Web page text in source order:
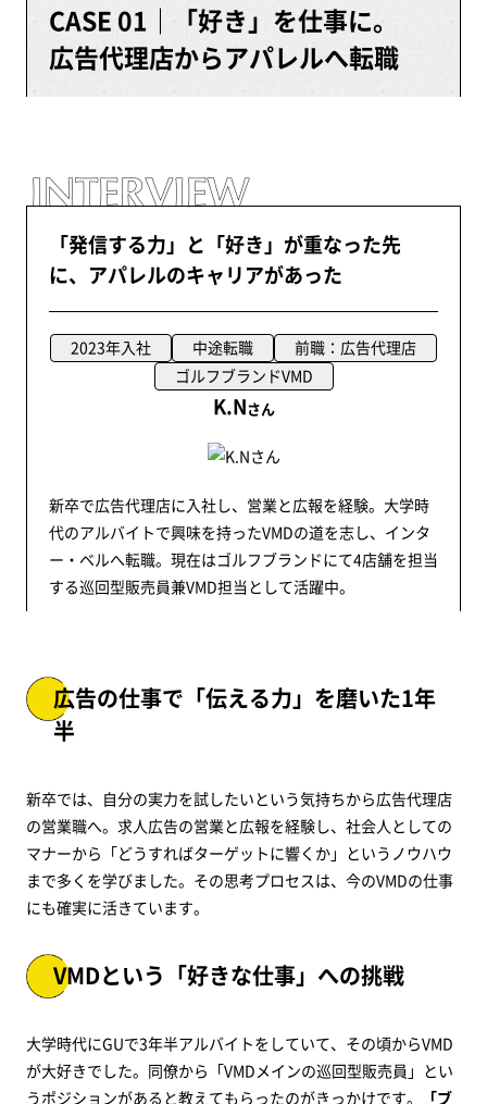
CASE 01｜「好き」を仕事に。
広告代理店からアパレルへ転職
「発信する力」と「好き」が重なった先
に、アパレルのキャリアがあった
2023年入社 中途転職
前職：広告代理店
ゴルフブランドVMD
K.Nさん
新卒で広告代理店に入社し、営業と広報を経験。大学時
代のアルバイトで興味を持ったVMDの道を志し、インタ
ー・ベルへ転職。現在はゴルフブランドにて4店舗を担当
する巡回型販売員兼VMD担当として活躍中。
広告の仕事で「伝える力」を磨いた1年
半
新卒では、自分の実力を試したいという気持ちから広告代理店
の営業職へ。求人広告の営業と広報を経験し、社会人としての
マナーから「どうすればターゲットに響くか」というノウハウ
まで多くを学びました。その思考プロセスは、今のVMDの仕事
にも確実に活きています。
VMDという「好きな仕事」への挑戦
大学時代にGUで3年半アルバイトをしていて、その頃からVMD
が大好きでした。同僚から「VMDメインの巡回型販売員」とい
うポジションがあると教えてもらったのがきっかけです。
「ブ